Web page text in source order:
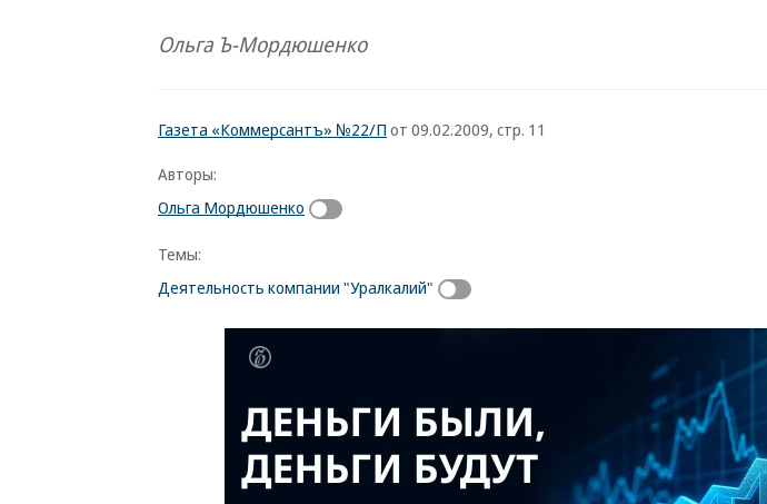
Ольга Ъ-Мордюшенко
Газета «Коммерсантъ» №22/П от 09.02.2009, стр. 11
Авторы:
Ольга Мордюшенко
Темы:
Деятельность компании "Уралкалий"